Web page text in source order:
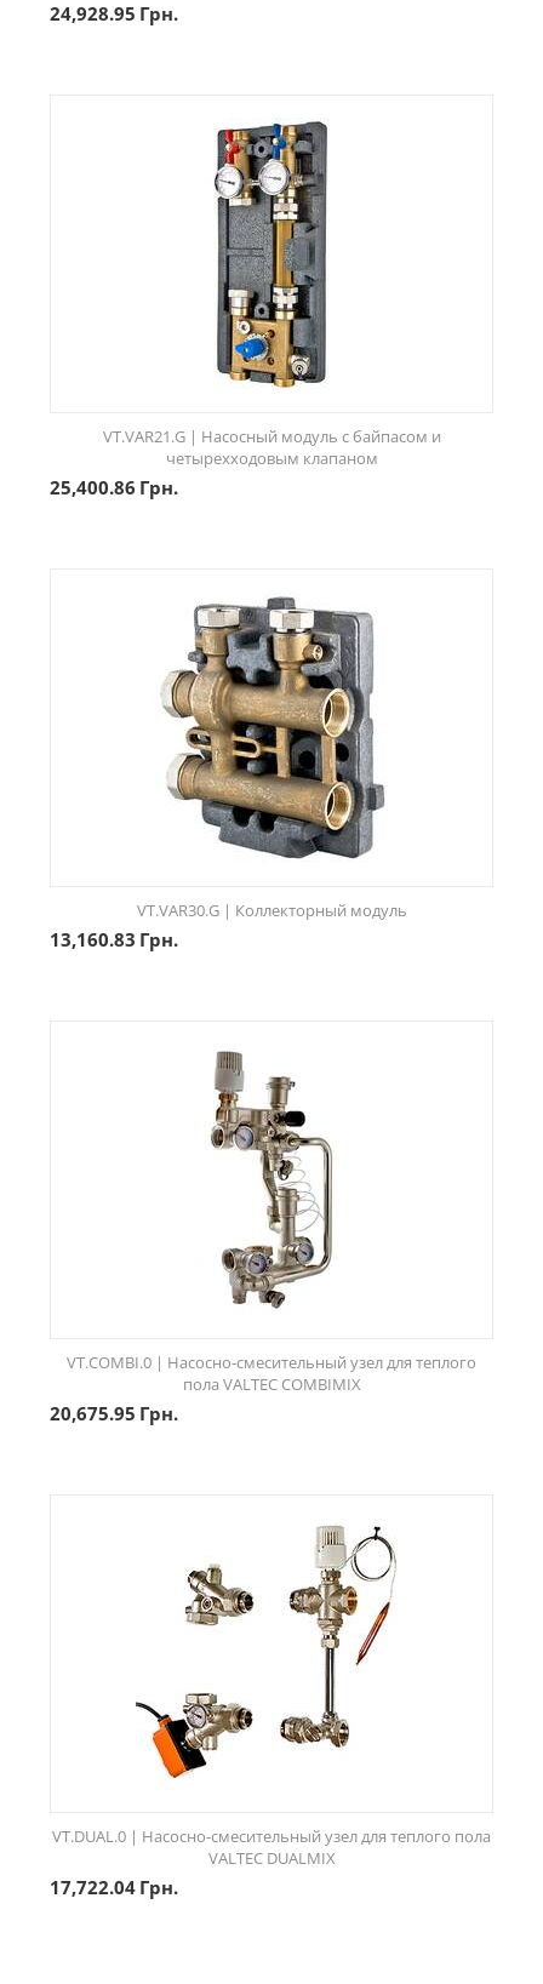
24,928.95 Грн.
VT.VAR21.G | Насосный модуль с байпасом и
четырехходовым клапаном
25,400.86 Грн.
VT.VAR30.G | Коллекторный модуль
13,160.83 Грн.
VT.COMBI.0 | Насосно-смесительный узел для теплого
пола VALTEC COMBIMIX
20,675.95 Грн.
VT.DUAL.0 | Насосно-смесительный узел для теплого пола
VALTEC DUALMIX
17,722.04 Грн.